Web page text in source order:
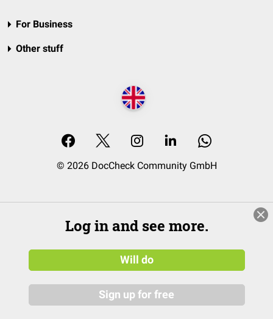
For Business
Other stuff
© 2026 DocCheck Community GmbH
Log in and see more.
Will do
Sign up for free